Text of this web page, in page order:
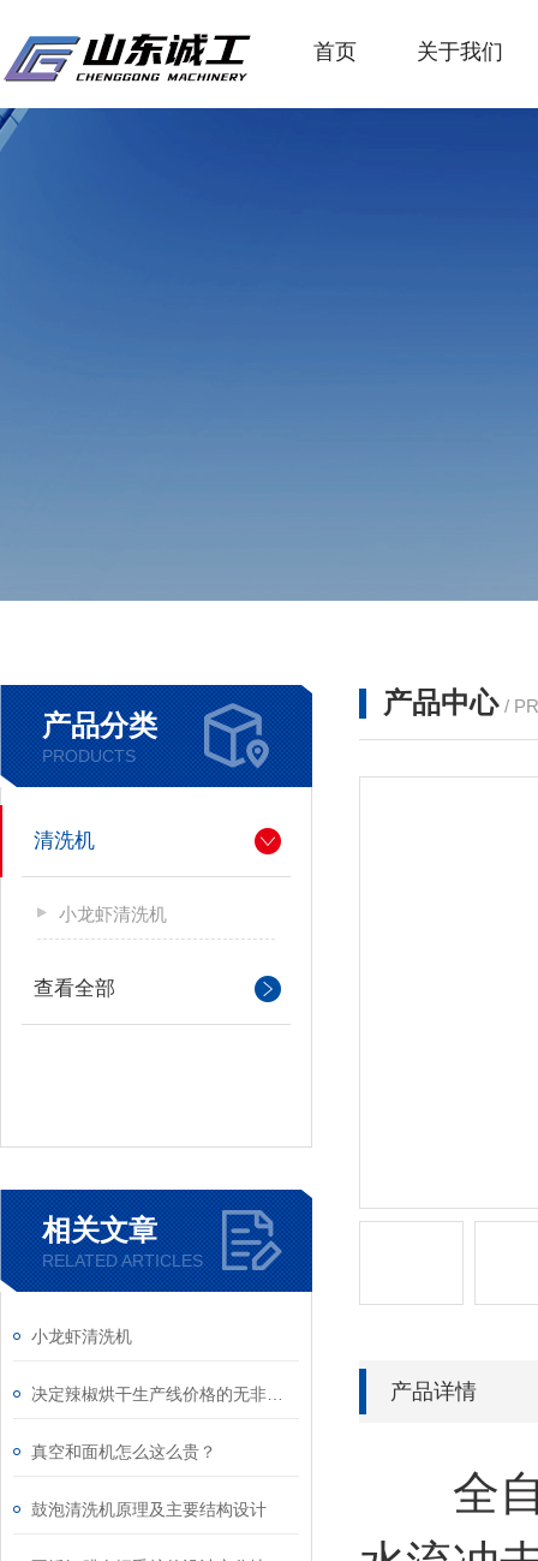
首页 关于我们
产品分类
PRODUCTS
清洗机
小龙虾清洗机
查看全部
相关文章
RELATED ARTICLES
小龙虾清洗机
真空和面机怎么这么贵？
鼓泡清洗机原理及主要结构设计
产品中心 /
产品详情
全自